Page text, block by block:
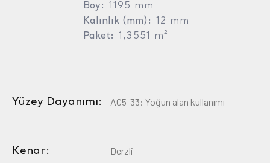
Boy: 1195 mm
Kalınlık (mm): 12 mm
Paket: 1,3551 m²
Yüzey Dayanımı: AC5-33: Yoğun alan kullanımı
Kenar: Derzli